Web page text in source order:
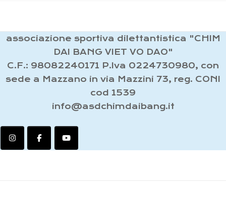
associazione sportiva dilettantistica "CHIM
DAI BANG VIET VO DAO"
C.F.: 98082240171 P.Iva 0224730980, con
sede a Mazzano in via Mazzini 73, reg. CONI
cod 1539
info@asdchimdaibang.it